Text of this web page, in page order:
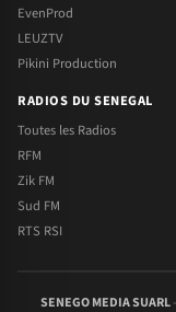
EvenProd
LEUZTV
Pikini Production
RADIOS DU SENEGAL
Toutes les Radios
RFM
Zik FM
Sud FM
RTS RSI
SENEGO MEDIA SUARL